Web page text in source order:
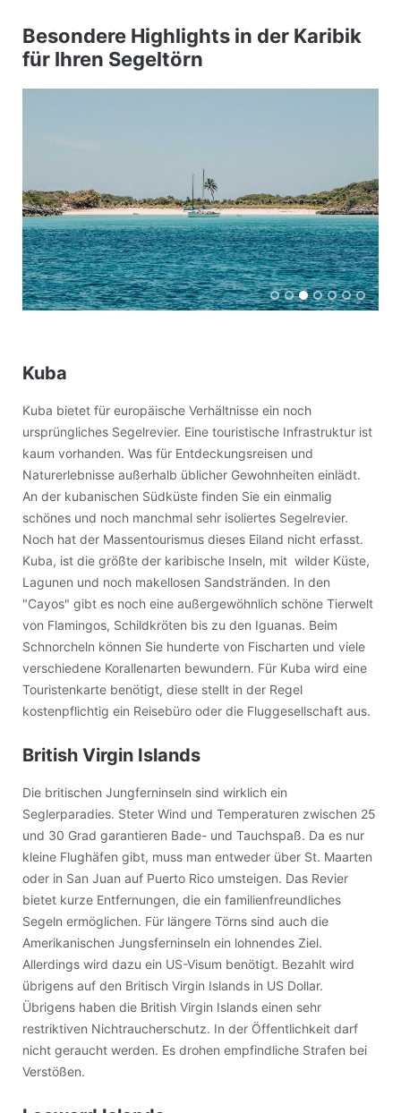
Besondere Highlights in der Karibik
für Ihren Segeltörn
Kuba
Kuba bietet für europäische Verhältnisse ein noch
ursprüngliches Segelrevier. Eine touristische Infrastruktur ist
kaum vorhanden. Was für Entdeckungsreisen und
Naturerlebnisse außerhalb üblicher Gewohnheiten einlädt.
An der kubanischen Südküste finden Sie ein einmalig
schönes und noch manchmal sehr isoliertes Segelrevier.
Noch hat der Massentourismus dieses Eiland nicht erfasst.
Kuba, ist die größte der karibische Inseln, mit wilder Küste,
Lagunen und noch makellosen Sandstränden. In den
"Cayos" gibt es noch eine außergewöhnlich schöne Tierwelt
von Flamingos, Schildkröten bis zu den Iguanas. Beim
Schnorcheln können Sie hunderte von Fischarten und viele
verschiedene Korallenarten bewundern. Für Kuba wird eine
Touristenkarte benötigt, diese stellt in der Regel
kostenpflichtig ein Reisebüro oder die Fluggesellschaft aus.
British Virgin Islands
Die britischen Jungferninseln sind wirklich ein
Seglerparadies. Steter Wind und Temperaturen zwischen 25
und 30 Grad garantieren Bade- und Tauchspaß. Da es nur
kleine Flughäfen gibt, muss man entweder über St. Maarten
oder in San Juan auf Puerto Rico umsteigen. Das Revier
bietet kurze Entfernungen, die ein familienfreundliches
Segeln ermöglichen. Für längere Törns sind auch die
Amerikanischen Jungsferninseln ein lohnendes Ziel.
Allerdings wird dazu ein US-Visum benötigt. Bezahlt wird
übrigens auf den Britisch Virgin Islands in US Dollar.
Übrigens haben die British Virgin Islands einen sehr
restriktiven Nichtraucherschutz. In der Öffentlichkeit darf
nicht geraucht werden. Es drohen empfindliche Strafen bei
Verstößen.